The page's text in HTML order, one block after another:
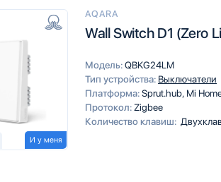
И у меня
AQARA
Wall Switch D1 (Zero
Модель:QBKG24LM
Тип устройства: Выключатели
Платформа:Sprut.hub Mi
Протокол: Zigbee
Количество клавиш: